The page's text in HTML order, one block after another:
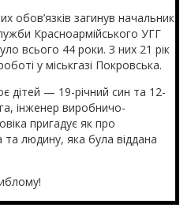
обов’язків загинув начальник
Красноармійського УГГ
всього 44 роки. З них 21 рік
у міськгазі Покровська.
дітей — 19-річний син та 12-
інженер виробничо-
пригадує як про
людину, яка була віддана